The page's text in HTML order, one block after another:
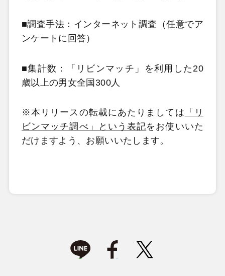
■調査手法：インターネット調査（任意でア
ンケートに回答）
■集計数：「リビンマッチ」を利用した20
歳以上の男女全国300人
※本リリースの転載にあたりましては 「リ
ビンマッチ調べ」という表記をお使いいた
だけますよう、お願いいたします。